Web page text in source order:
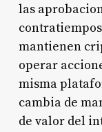
las
mantienen
operar
misma
cambia de
de valor del